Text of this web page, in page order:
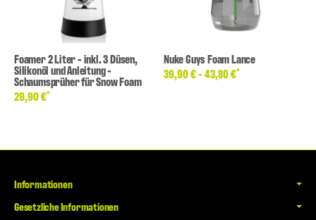
Foamer 2 Liter - inkl. 3 Düsen,
Silikonöl und Anleitung -
Schaumsprüher für Snow Foam
29,90 €*
Nuke Guys Foam Lance
39,90 € -43,80 €*
Informationen
Gesetzliche Informationen